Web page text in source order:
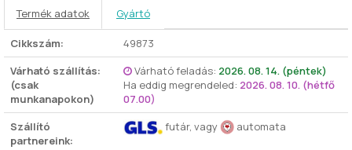
Termék adatok Gyártó
Cikkszám:
49873
Várható szállítás:
(csak
munkanapokon)
Várható feladás: 2026. 08. 14. (péntek)
Ha eddig megrendeled: 2026. 08. 10. (hétfő
07.00)
Szállító
partnereink:
futár, vagy automata